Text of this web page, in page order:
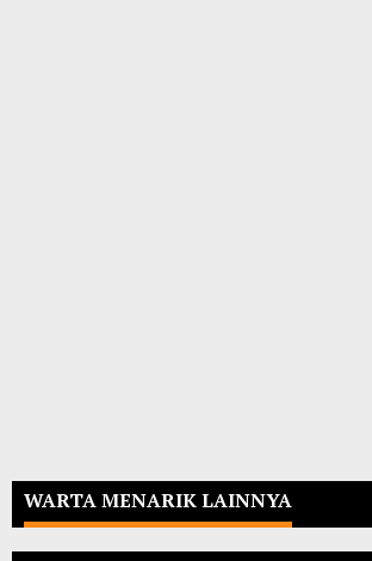
WARTA MENARIK LAINNYA